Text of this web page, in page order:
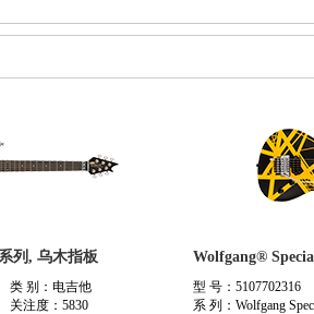
列, 乌木指板
类 别：电吉他
关注度：5830
Wolfgang®
型 号：5107702316
系 列：Wolfgang